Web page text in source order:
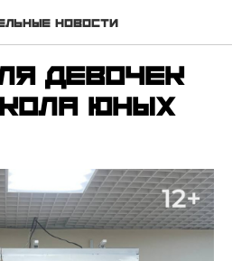
новости
девочек
юных